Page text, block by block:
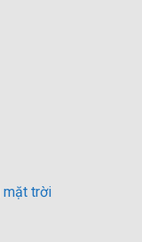
mặt trời